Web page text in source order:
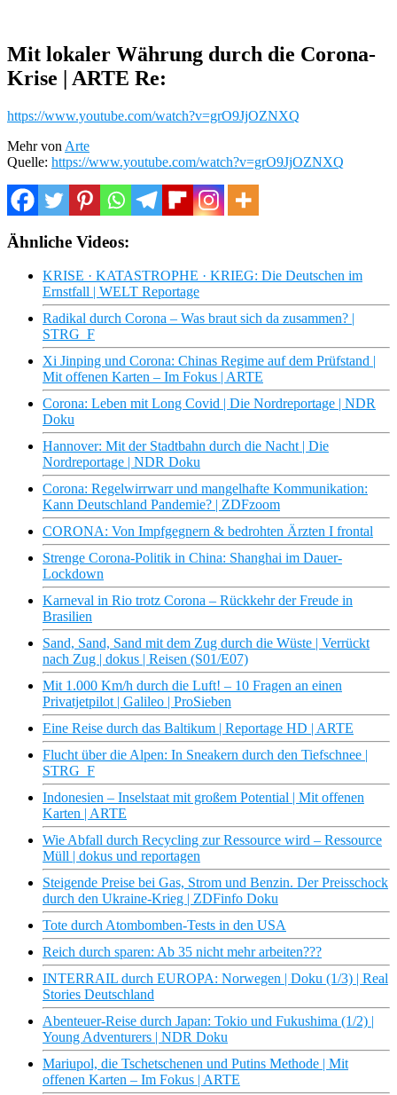
Mit lokaler Währung durch die Corona-
Krise | ARTE Re:
https://www.youtube.com/watch?v=grO9JjOZNXQ
Mehr von Arte
Quelle: https://www.youtube.com/watch?v=grO9JjOZNXQ
Ähnliche Videos:
KRISE · KATASTROPHE · KRIEG: Die Deutschen im
Ernstfall | WELT Reportage
Radikal durch Corona – Was braut sich da zusammen? |
STRG_F
Xi Jinping und Corona: Chinas Regime auf dem Prüfstand |
Mit offenen Karten – Im Fokus | ARTE
Corona: Leben mit Long Covid | Die Nordreportage | NDR
Doku
Hannover: Mit der Stadtbahn durch die Nacht | Die
Nordreportage | NDR Doku
Corona: Regelwirrwarr und mangelhafte Kommunikation:
Kann Deutschland Pandemie? | ZDFzoom
CORONA: Von Impfgegnern & bedrohten Ärzten I frontal
Strenge Corona-Politik in China: Shanghai im Dauer-
Lockdown
Karneval in Rio trotz Corona – Rückkehr der Freude in
Brasilien
Sand, Sand, Sand mit dem Zug durch die Wüste | Verrückt
nach Zug | dokus | Reisen (S01/E07)
Mit 1.000 Km/h durch die Luft! – 10 Fragen an einen
Privatjetpilot | Galileo | ProSieben
Eine Reise durch das Baltikum | Reportage HD | ARTE
Flucht über die Alpen: In Sneakern durch den Tiefschnee |
STRG_F
Indonesien – Inselstaat mit großem Potential | Mit offenen
Karten | ARTE
Wie Abfall durch Recycling zur Ressource wird – Ressource
Müll | dokus und reportagen
Steigende Preise bei Gas, Strom und Benzin. Der Preisschock
durch den Ukraine-Krieg | ZDFinfo Doku
Tote durch Atombomben-Tests in den USA
Reich durch sparen: Ab 35 nicht mehr arbeiten???
INTERRAIL durch EUROPA: Norwegen | Doku (1/3) | Real
Stories Deutschland
Abenteuer-Reise durch Japan: Tokio und Fukushima (1/2) |
Young Adventurers | NDR Doku
Mariupol, die Tschetschenen und Putins Methode | Mit
offenen Karten – Im Fokus | ARTE